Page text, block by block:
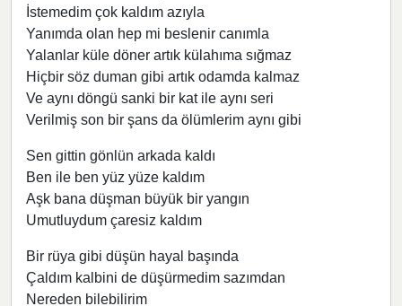
İstemedim çok kaldım azıyla
Yanımda olan hep mi beslenir canımla
Yalanlar küle döner artık külahıma sığmaz
Hiçbir söz duman gibi artık odamda kalmaz
Ve aynı döngü sanki bir kat ile aynı seri
Verilmiş son bir şans da ölümlerim aynı gibi
Sen gittin gönlün arkada kaldı
Ben ile ben yüz yüze kaldım
Aşk bana düşman büyük bir yangın
Umutluydum çaresiz kaldım
Bir rüya gibi düşün hayal başında
Çaldım kalbini de düşürmedim sazımdan
Nereden bilebilirim